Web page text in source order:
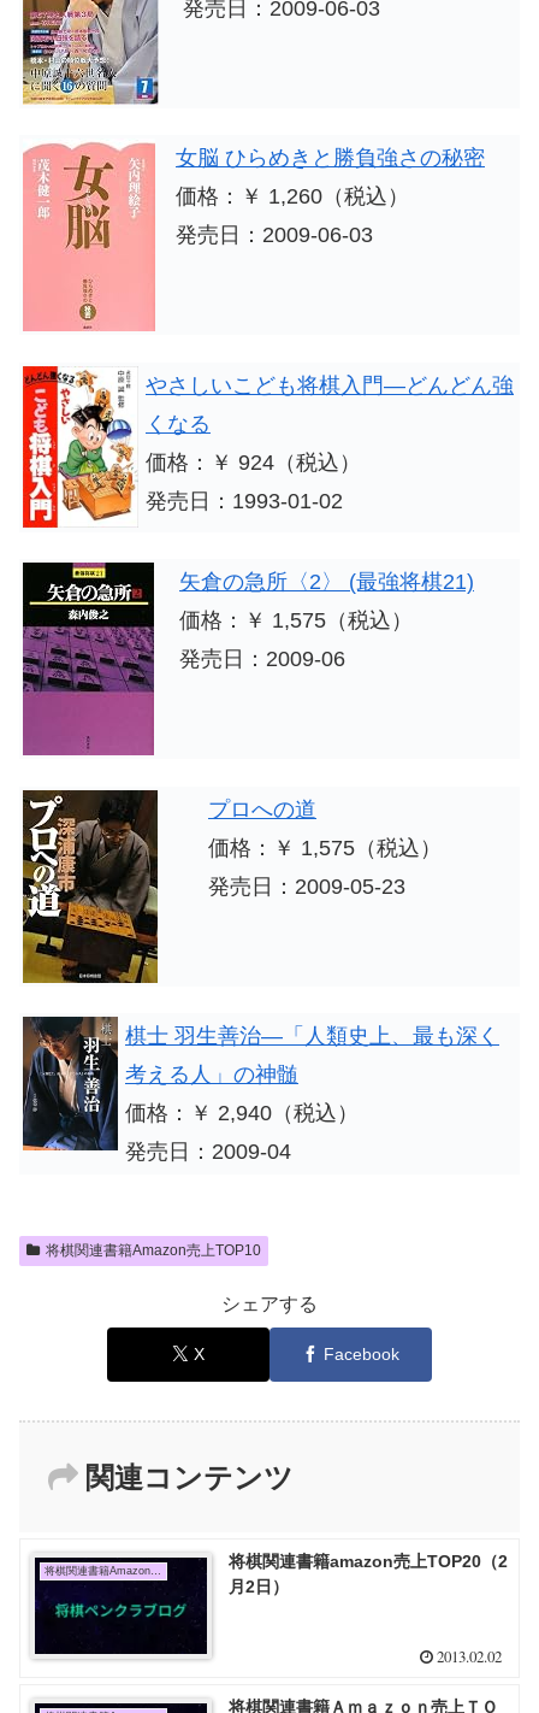
発売日：2009-06-03
女脳 ひらめきと勝負強さの秘密
価格：￥ 1,260（税込）
発売日：2009-06-03
やさしいこども将棋入門―どんどん強
くなる
価格：￥ 924（税込）
発売日：1993-01-02
矢倉の急所〈2〉 (最強将棋21)
価格：￥ 1,575（税込）
発売日：2009-06
プロへの道
価格：￥ 1,575（税込）
発売日：2009-05-23
棋士 羽生善治―「人類史上、最も深く
考える人」の神髄
価格：￥ 2,940（税込）
発売日：2009-04
将棋関連書籍Amazon売上TOP10
シェアする
X Facebook
関連コンテンツ
将棋関連書籍amazon売上TOP20（2
月2日）
2013.02.02
将棋関連書籍Ａｍａｚｏｎ売上ＴＯ